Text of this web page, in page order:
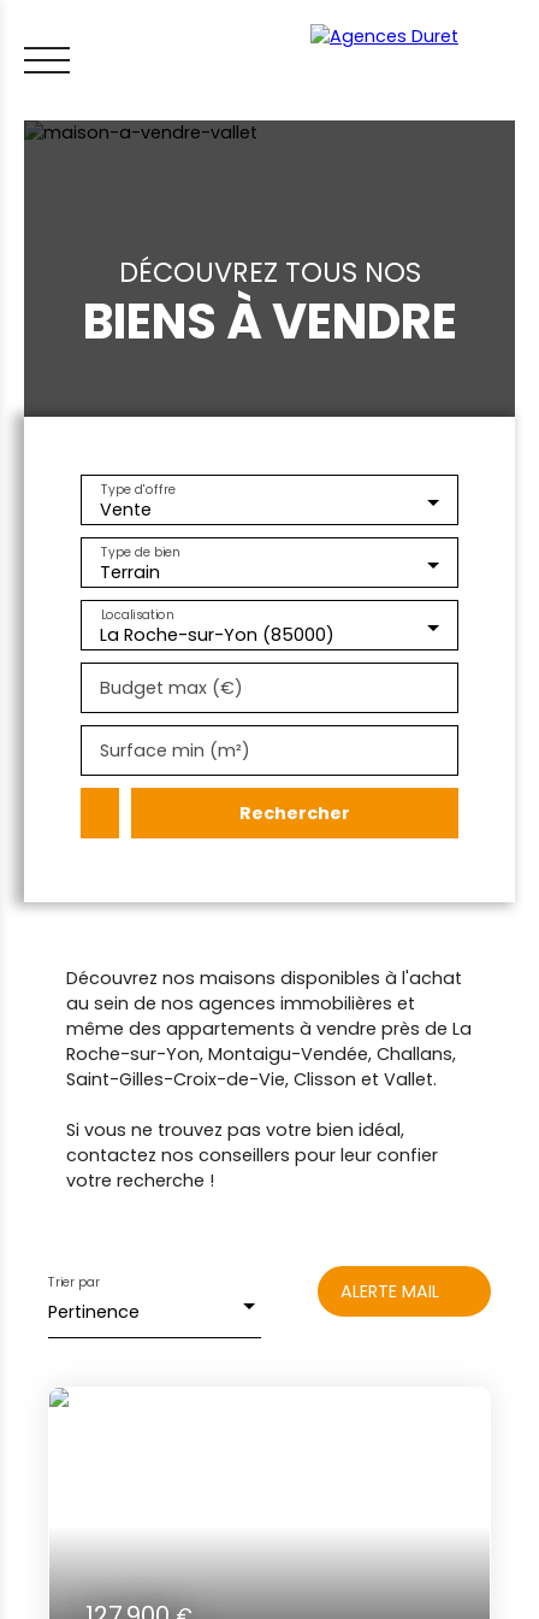
ACHETER VENDRE LOUER FAIRE GÉRER
LES CONSEILS IMMO ESTIMER MON BIEN
DÉCOUVREZ TOUS NOS
BIENS À VENDRE
Vente
Type d'offre
Terrain
Type de bien
La Roche-sur-Yon (85000)
Localisation
Budget max (€)
Surface min (m²)
Rechercher
Découvrez nos maisons disponibles à l'achat
au sein de nos agences immobilières et
même des appartements à vendre près de La
Roche-sur-Yon, Montaigu-Vendée, Challans,
Saint-Gilles-Croix-de-Vie, Clisson et Vallet.
Si vous ne trouvez pas votre bien idéal,
contactez nos conseillers pour leur confier
votre recherche !
Pertinence
Trier par ALERTE MAIL